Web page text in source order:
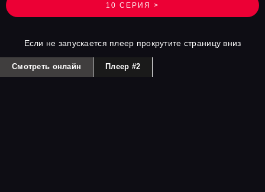
10 СЕРИЯ >
Если не запускается плеер прокрутите страницу вниз
Смотреть онлайн Плеер #2